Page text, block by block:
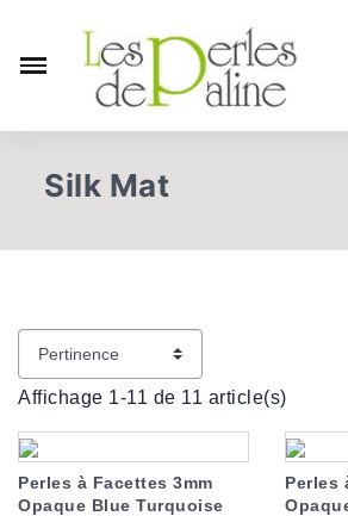
Silk Mat
Affichage 1-11 de 11 article(s)
Perles à Facettes 3mm
Opaque Blue Turquoise
Perles